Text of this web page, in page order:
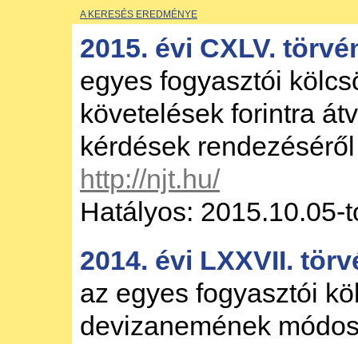
A KERESÉS EREDMÉNYE
2015. évi CXLV.
egyes fogyasztói
követelések forintra
kérdések rendezéséről
http://njt.hu/
Hatályos: 2015.10.05-
2014. évi LXXVII.
az egyes fogyasztói
devizanemének